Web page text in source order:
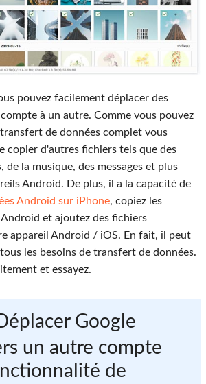
pouvez facilement déplacer des
à un autre. Comme vous pouvez
de données complet vous
copier d'autres fichiers tels que des
de la musique, des messages et plus
Android. De plus, il a la capacité de
Android sur iPhone, copiez les
et ajoutez des fichiers
appareil Android / iOS. En fait, il peut
les besoins de transfert de données.
et essayez.
Google
un autre compte
de